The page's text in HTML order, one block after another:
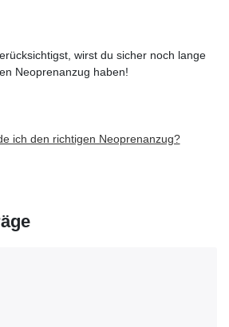
wirst du sicher noch lange
Neoprenanzug haben!
ich den richtigen Neoprenanzug?